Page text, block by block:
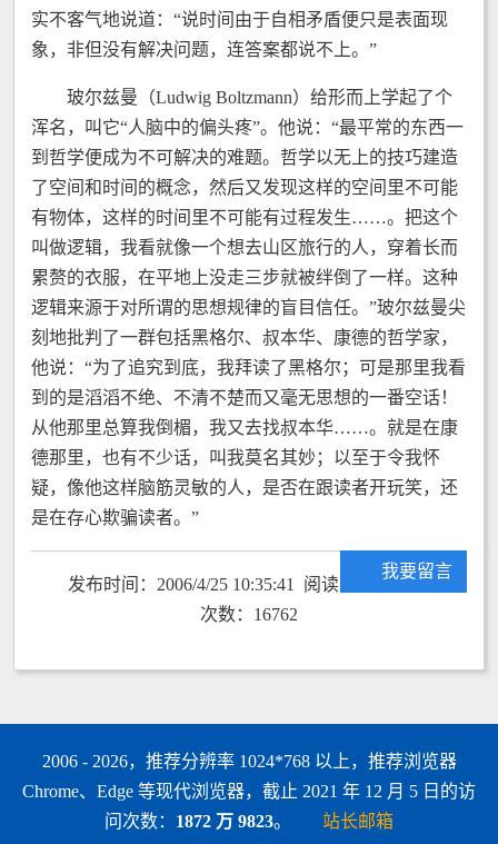
实不客气地说道：“说时间由于自相矛盾便只是表面现
象，非但没有解决问题，连答案都说不上。”
玻尔兹曼（Ludwig Boltzmann）给形而上学起了个
浑名，叫它“人脑中的偏头疼”。他说：“最平常的东西一
到哲学便成为不可解决的难题。哲学以无上的技巧建造
了空间和时间的概念，然后又发现这样的空间里不可能
有物体，这样的时间里不可能有过程发生……。把这个
叫做逻辑，我看就像一个想去山区旅行的人，穿着长而
累赘的衣服，在平地上没走三步就被绊倒了一样。这种
逻辑来源于对所谓的思想规律的盲目信任。”玻尔兹曼尖
刻地批判了一群包括黑格尔、叔本华、康德的哲学家，
他说：“为了追究到底，我拜读了黑格尔；可是那里我看
到的是滔滔不绝、不清不楚而又毫无思想的一番空话！
从他那里总算我倒楣，我又去找叔本华……。就是在康
德那里，也有不少话，叫我莫名其妙；以至于令我怀
疑，像他这样脑筋灵敏的人，是否在跟读者开玩笑，还
是在存心欺骗读者。”
我要留言
发布时间：2006/4/25 10:35:41 阅读
次数：16762
2006 - 2026，推荐分辨率 1024*768 以上，推荐浏览器
Chrome、Edge 等现代浏览器，截止 2021 年 12 月 5 日的访
问次数： 1872 万 9823。 站长邮箱